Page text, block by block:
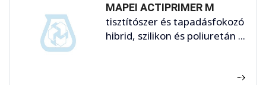
MAPEI ACTIPRIMER M
tisztítószer és tapadásfokozó
hibrid, szilikon és poliuretán ...